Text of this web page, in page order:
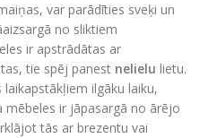
var parādīties sveķi un
no sliktiem
ir apstrādātas ar
tie spēj panest nelielu lietu.
ilgāku laiku,
mēbeles ir jāpasargā no ārējo
tās ar brezentu vai